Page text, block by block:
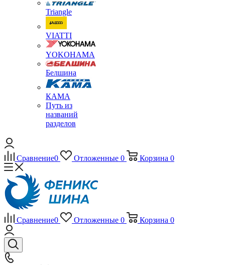
Triangle
VIATTI
YOKOHAMA
Белшина
КАМА
Путь из
названий
разделов
Сравнение0 Отложенные 0 Корзина 0
Сравнение0 Отложенные 0 Корзина 0